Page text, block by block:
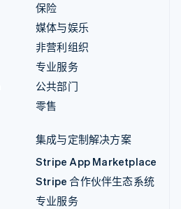
保险
媒体与娱乐
非营利组织
专业服务
公共部门
零售
集成与定制解决方案
Stripe App Marketplace
Stripe 合作伙伴生态系统
专业服务